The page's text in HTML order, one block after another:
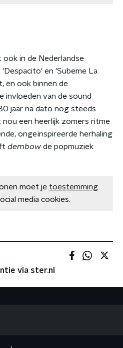
in de Nederlandse
en 'Subeme La
en ook binnen de
invloeden van de sound
jaar na dato nog steeds
een heerlijk zomers ritme
ongeïnspireerde herhaling
dembow de popmuziek
moet je toestemming
media cookies.
via ster.nl